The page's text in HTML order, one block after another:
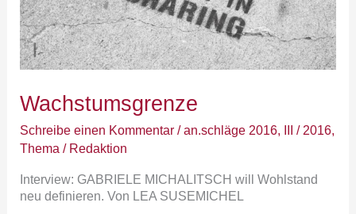
Wachstumsgrenze
Schreibe einen Kommentar /an.schläge 2016, III / 2016,
Thema / Redaktion
Interview: GABRIELE MICHALITSCH will Wohlstand
neu definieren. Von LEA SUSEMICHEL